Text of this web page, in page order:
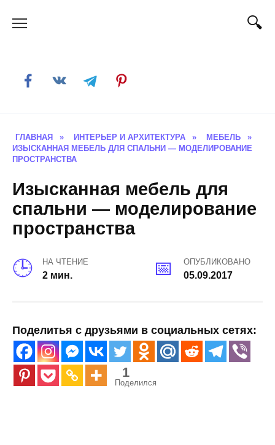
ГЛАВНАЯ » ИНТЕРЬЕР И АРХИТЕКТУРА » МЕБЕЛЬ
»
ИЗЫСКАННАЯ МЕБЕЛЬ ДЛЯ СПАЛЬНИ — МОДЕЛИРОВАНИЕ
ПРОСТРАНСТВА
Изысканная мебель для
спальни — моделирование
пространства
НА ЧТЕНИЕ
2 мин.
ОПУБЛИКОВАНО
05.09.2017
Поделитья с друзьями в социальных сетях:
1
Поделился